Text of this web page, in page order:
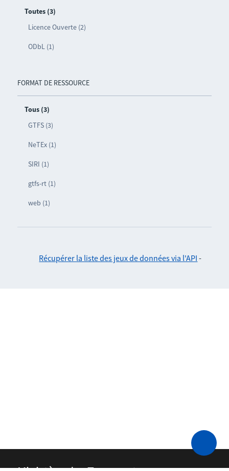
Toutes (3)
Licence Ouverte (2)
ODbL (1)
FORMAT DE RESSOURCE
Tous (3)
GTFS (3)
NeTEx (1)
SIRI (1)
gtfs-rt (1)
web (1)
Récupérer la liste des jeux de données via l'API -